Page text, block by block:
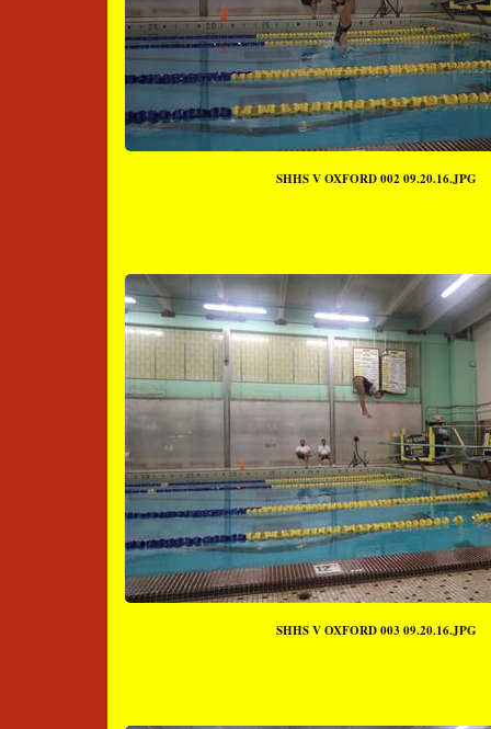
SHHS V OXFORD 002 09.20.16.JPG
SHHS V OXFORD 003 09.20.16.JPG